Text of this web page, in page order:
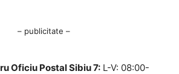
– publicitate –
Oficiu Postal Sibiu 7: L-V: 08:00-